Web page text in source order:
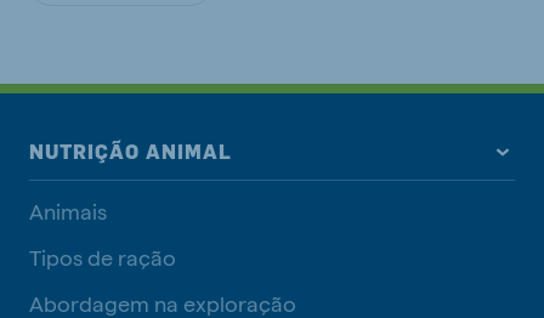
NUTRIÇÃO ANIMAL
Animais
Tipos de ração
Abordagem na exploração